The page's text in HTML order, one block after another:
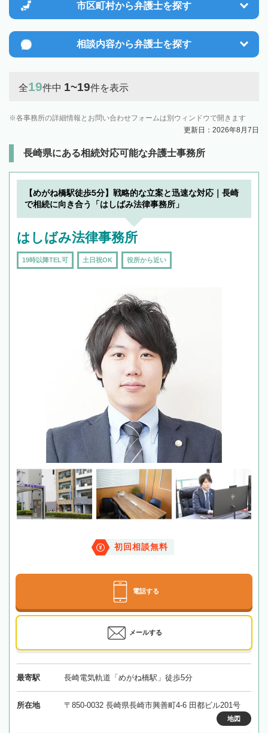
市区町村から弁護士を探す
相談内容から弁護士を探す
全19件中 1~19件を表示
各事務所の詳細情報とお問い合わせフォームは別ウィンドウで開きます
更新日：2026年8月7日
長崎県にある相続対応可能な弁護士事務所
【めがね橋駅徒歩5分】戦略的な立案と迅速な対応｜長崎
で相続に向き合う「はしばみ法律事務所」
はしばみ法律事務所
19時以降TEL可 土日祝OK 役所から近い
初回相談無料
電話する
メールする
最寄駅 長崎電気軌道「めがね橋駅」徒歩5分
所在地 〒850-0032 長崎県長崎市興善町4-6 田都ビル201号
地図